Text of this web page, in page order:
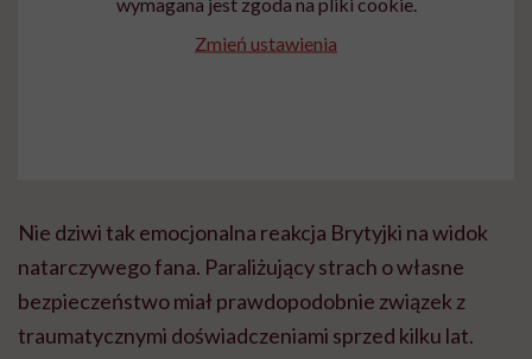
Zmień ustawienia
Nie dziwi tak emocjonalna reakcja Brytyjki na widok
natarczywego fana. Paraliżujący strach o własne
bezpieczeństwo miał prawdopodobnie związek z
traumatycznymi doświadczeniami sprzed kilku lat.